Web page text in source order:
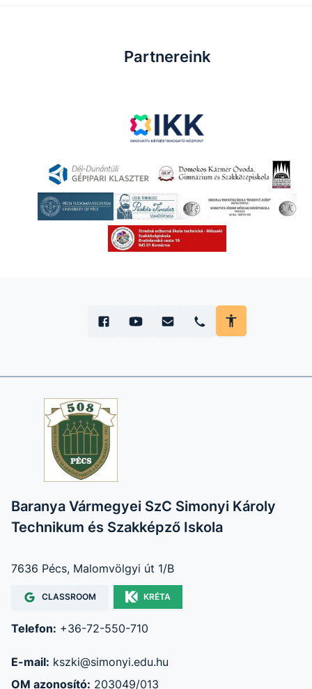
Partnereink
Baranya Vármegyei SzC Simonyi Károly
Technikum és Szakképző Iskola
7636 Pécs, Malomvölgyi út 1/B
CLASSROOM KRÉTA
Telefon: +36-72-550-710
E-mail: kszki@simonyi.edu.hu
OM azonosító: 203049/013